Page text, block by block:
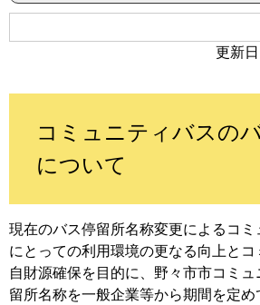
更新
コミュニティバスの
について
現在のバス停留所名称変更によるコ
にとっての利用環境の更なる向上と
自財源確保を目的に、野々市市コミ
留所名称を一般企業等から期間を定